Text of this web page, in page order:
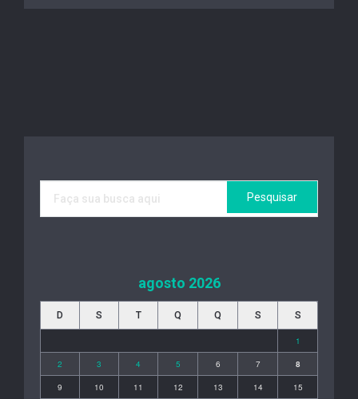
agosto 2026
D S T Q Q S S
1
2 3 4 5 6 7 8
9 10 11 12 13 14 15